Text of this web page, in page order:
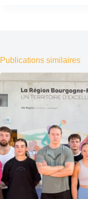
Publications similaires